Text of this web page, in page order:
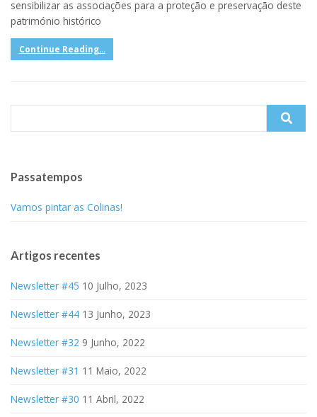
sensibilizar as associações para a proteção e preservação deste
património histórico
Continue Reading...
Passatempos
Vamos pintar as Colinas!
Artigos recentes
Newsletter #45 10 Julho, 2023
Newsletter #44 13 Junho, 2023
Newsletter #32 9 Junho, 2022
Newsletter #31 11 Maio, 2022
Newsletter #30 11 Abril, 2022